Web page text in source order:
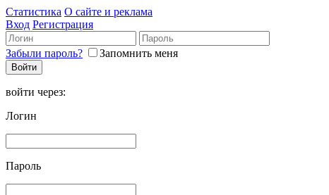
Статистика О сайте и реклама
Вход Регистрация
Забыли пароль? Запомнить меня
войти через:
Логин
Пароль